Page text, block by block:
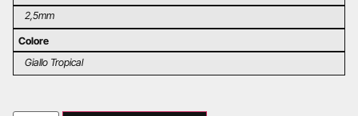
2,5mm
Colore
Giallo Tropical